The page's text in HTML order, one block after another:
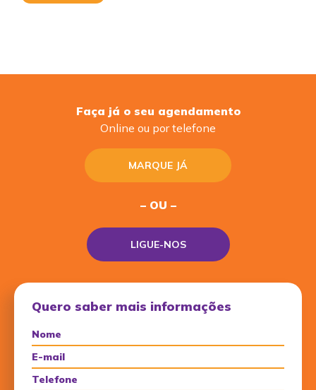
Faça já o seu agendamento
Online ou por telefone
MARQUE JÁ
– OU –
LIGUE-NOS
Quero saber mais informações